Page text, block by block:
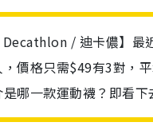
Decathlon / 迪卡儂】
價格只需$49有3對，
哪一款運動襪？即看